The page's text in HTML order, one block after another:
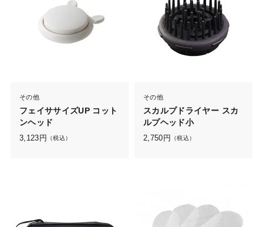
その他
フェイササイズUP コット
ンヘッド
3,123 円 （税込）
その他
スカルプドライヤー スカ
ルプヘッド小
2,750 円 （税込）